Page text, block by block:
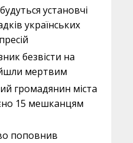
установчі
українських
безвісти на
мертвим
громадянин міста
15 мешканцям
поповнив